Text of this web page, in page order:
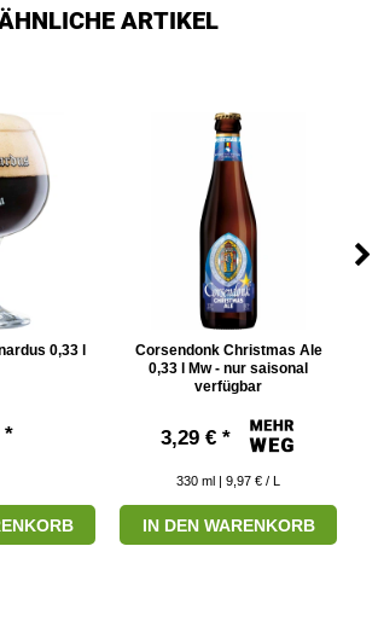
ARTIKEL
0,33 l
*
Corsendonk Christmas Ale
0,33 l Mw - nur saisonal
verfügbar
3,29 € *
330 ml | 9,97 € / L
IN DEN WARENKORB